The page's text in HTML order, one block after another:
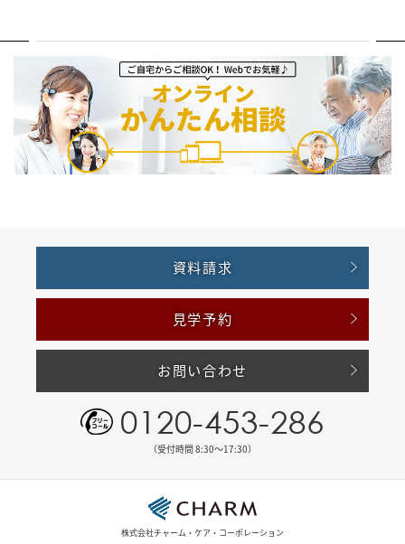
資料請求
見学予約
お問い合わせ
0120-453-286
（受付時間 8:30〜17:30）
株式会社チャーム・ケア・コーポレーション